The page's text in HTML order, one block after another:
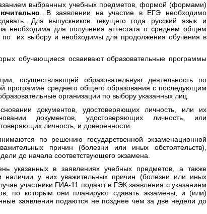
выбранных учебных предметов, формой (формами)
. В заявлении на участие в ЕГЭ необходимо
Для выпускников текущего года русский язык и
необходима для получения аттестата о среднем общем
по их выбору и необходимы для продолжения обучения в
обучающиеся осваивают образовательные программы
осуществляющей образовательную деятельность по
программе среднего общего образования с последующим
организации по выбору указанных лиц.
документов, удостоверяющих личность, или их
документов, удостоверяющих личность, или
личность, и доверенности.
по решению государственной экзаменационной
причин (болезни или иных обстоятельств),
до начала соответствующего экзамена.
указанных в заявлениях учебных предметов, а также
у них уважительных причин (болезни или иных
участники ГИА-11 подают в ГЭК заявления с указанием
по которым они планируют сдавать экзамены, и (или)
заявления подаются не позднее чем за две недели до